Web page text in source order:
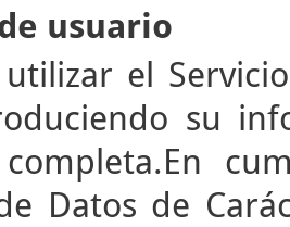
usuario
el
su
Datos de